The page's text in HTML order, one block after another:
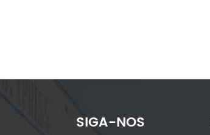
SIGA-NOS